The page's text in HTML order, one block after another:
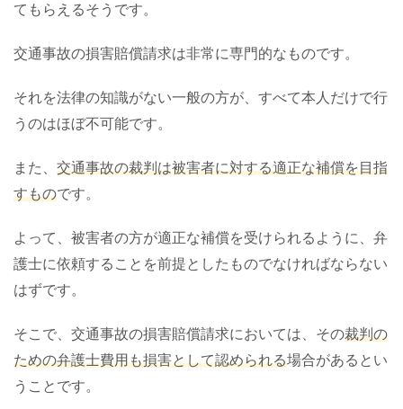
てもらえるそうです。
交通事故の損害賠償請求は非常に専門的なものです。
それを法律の知識がない一般の方が、すべて本人だけで行
うのはほぼ不可能です。
また、 交通事故の裁判は被害者に対する適正な補償を目指
すものです。
よって、被害者の方が適正な補償を受けられるように、弁
護士に依頼することを前提としたものでなければならない
はずです。
そこで、交通事故の損害賠償請求においては、その裁判の
ための弁護士費用も損害として認められる場合があるとい
うことです。